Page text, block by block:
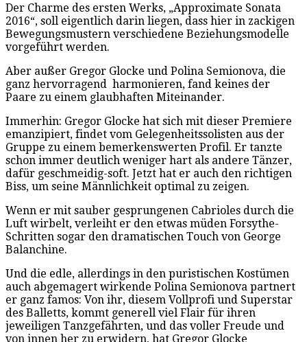
Der Charme des ersten Werks, „Approximate Sonata
2016“, soll eigentlich darin liegen, dass hier in zackigen
Bewegungsmustern verschiedene Beziehungsmodelle
vorgeführt werden.
Aber außer Gregor Glocke und Polina Semionova, die
ganz hervorragend harmonieren, fand keines der
Paare zu einem glaubhaften Miteinander.
Immerhin: Gregor Glocke hat sich mit dieser Premiere
emanzipiert, findet vom Gelegenheitssolisten aus der
Gruppe zu einem bemerkenswerten Profil. Er tanzte
schon immer deutlich weniger hart als andere Tänzer,
dafür geschmeidig-soft. Jetzt hat er auch den richtigen
Biss, um seine Männlichkeit optimal zu zeigen.
Wenn er mit sauber gesprungenen Cabrioles durch die
Luft wirbelt, verleiht er den etwas müden Forsythe-
Schritten sogar den dramatischen Touch von George
Balanchine.
Und die edle, allerdings in den puristischen Kostümen
auch abgemagert wirkende Polina Semionova partnert
er ganz famos: Von ihr, diesem Vollprofi und Superstar
des Balletts, kommt generell viel Flair für ihren
jeweiligen Tanzgefährten, und das voller Freude und
von innen her zu erwidern, hat Gregor Glocke